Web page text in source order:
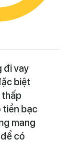
đi vay
biệt
thấp
tiền bạc
mang
có